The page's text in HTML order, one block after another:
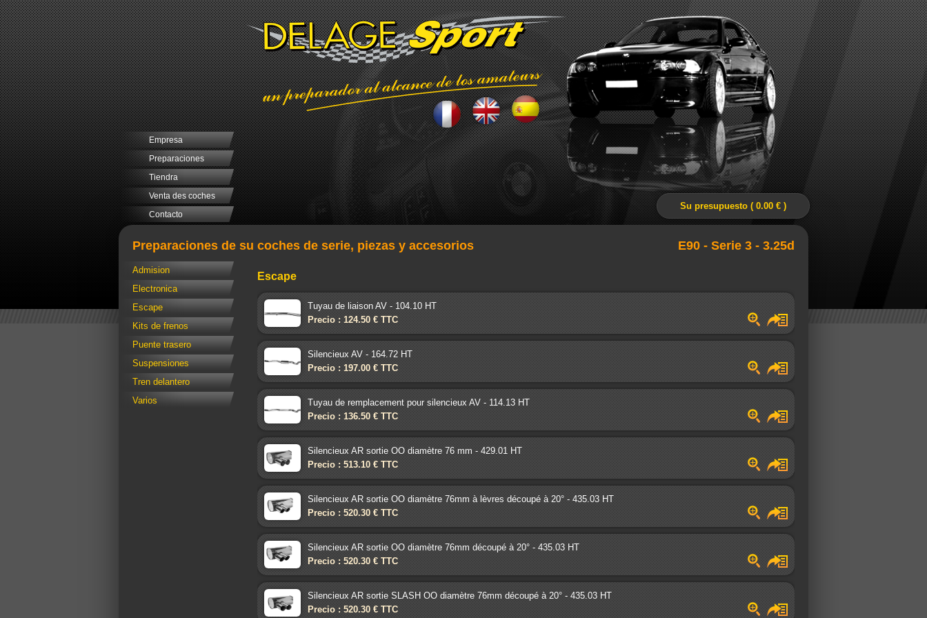
Empresa
Preparaciones
Tiendra
Venta des coches
Contacto
E90 - Serie 3 - 3.25d
Preparaciones de su coches de serie, piezas y accesorios
Su presupuesto ( 0.00 € )
Admision
Electronica
Escape
Kits de frenos
Puente trasero
Suspensiones
Tren delantero
Varios
Escape
Tuyau de liaison AV - 104.10 HT
Precio : 124.50 € TTC
Silencieux AV - 164.72 HT
Precio : 197.00 € TTC
Tuyau de remplacement pour silencieux AV - 114.13 HT
Precio : 136.50 € TTC
Silencieux AR sortie OO diamètre 76 mm - 429.01 HT
Precio : 513.10 € TTC
Silencieux AR sortie OO diamètre 76mm à lèvres découpé à 20° - 435.03 HT
Precio : 520.30 € TTC
Silencieux AR sortie OO diamètre 76mm découpé à 20° - 435.03 HT
Precio : 520.30 € TTC
Silencieux AR sortie SLASH OO diamètre 76mm découpé à 20° - 435.03 HT
Precio : 520.30 € TTC